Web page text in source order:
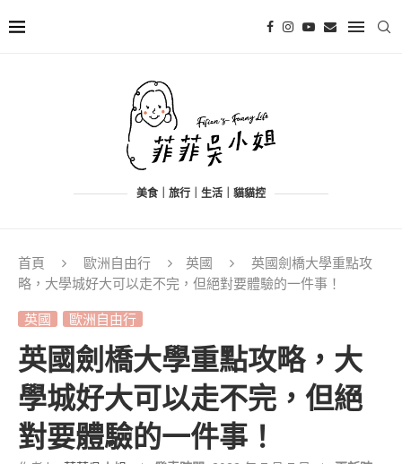
美食｜旅行｜生活｜貓貓控
首頁 歐洲自由行 英國
英國劍橋大學重點攻
略，大學城好大可以走不完，但絕對要體驗的一件事！
英國
歐洲自由行
英國劍橋大學重點攻略，大
學城好大可以走不完，但絕
對要體驗的一件事！